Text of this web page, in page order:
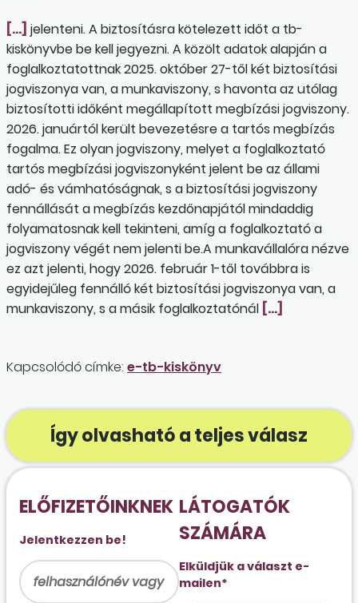
[…] jelenteni. A biztosításra kötelezett időt a tb-
kiskönyvbe be kell jegyezni. A közölt adatok alapján a
foglalkoztatottnak 2025. október 27-től két biztosítási
jogviszonya van, a munkaviszony, s havonta az utólag
biztosítotti időként megállapított megbízási jogviszony.
2026. januártól került bevezetésre a tartós megbízás
fogalma. Ez olyan jogviszony, melyet a foglalkoztató
tartós megbízási jogviszonyként jelent be az állami
adó- és vámhatóságnak, s a biztosítási jogviszony
fennállását a megbízás kezdőnapjától mindaddig
folyamatosnak kell tekinteni, amíg a foglalkoztató a
jogviszony végét nem jelenti be.A munkavállalóra nézve
ez azt jelenti, hogy 2026. február 1-től továbbra is
egyidejűleg fennálló két biztosítási jogviszonya van, a
munkaviszony, s a másik foglalkoztatónál […]
Kapcsolódó címke: e-tb-kiskönyv
Így olvasható a teljes válasz
ELŐFIZETŐINKNEK
Jelentkezzen be!
LÁTOGATÓK
SZÁMÁRA
Elküldjük a választ e-
mailen*